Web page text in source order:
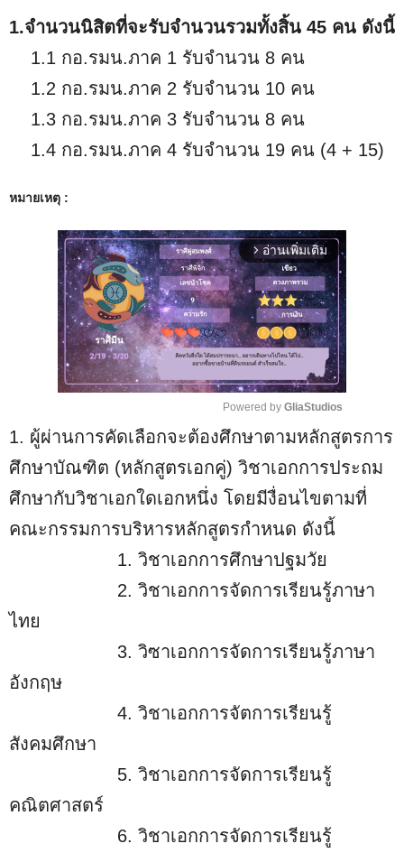
1.จำนวนนิสิตที่จะรับจำนวนรวมทั้งสิ้น 45 คน ดังนี้
1.1 กอ.รมน.ภาค 1 รับจำนวน 8 คน
1.2 กอ.รมน.ภาค 2 รับจำนวน 10 คน
1.3 กอ.รมน.ภาค 3 รับจำนวน 8 คน
1.4 กอ.รมน.ภาค 4 รับจำนวน 19 คน (4 + 15)
หมายเหตุ :
arrow_forward_ios อ่านเพิ่มเติม
M
t
e
Powered by GliaStudios
1. ผู้ผ่านการคัดเลือกจะต้องศึกษาตามหลักสูตรการ
ศึกษาบัณฑิต (หลักสูตรเอกคู่) วิชาเอกการประถม
ศึกษากับวิชาเอกใดเอกหนึ่ง โดยมีงื่อนไขตามที่
คณะกรรมการบริหารหลักสูตรกำหนด ดังนี้
1. วิชาเอกการศึกษาปฐมวัย
2. วิชาเอกการจัดการเรียนรู้ภาษา
ไทย
3. วิซาเอกการจัดการเรียนรู้ภาษา
อังกฤษ
4. วิชาเอกการจัตการเรียนรู้
สังคมศึกษา
5. วิชาเอกการจัดการเรียนรู้
คณิตศาสตร์
6. วิชาเอกการจัดการเรียนรู้